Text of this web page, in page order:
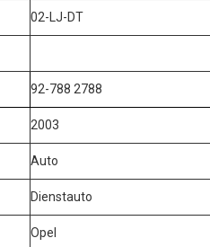
02-LJ-DT
92-788 2788
2003
Auto
Dienstauto
Opel